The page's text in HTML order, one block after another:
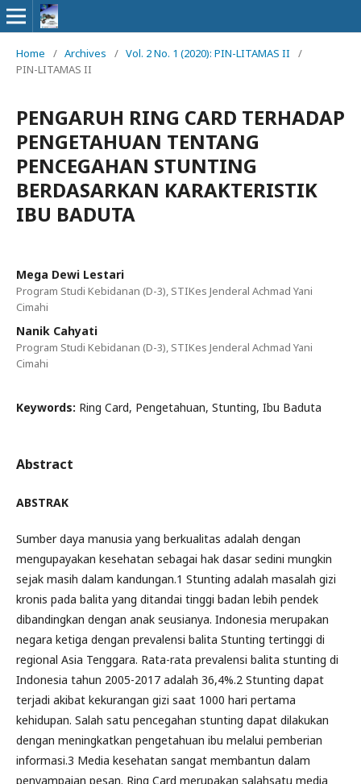
Home / Archives / Vol. 2 No. 1 (2020): PIN-LITAMAS II
/
PIN-LITAMAS II
PENGARUH RING CARD TERHADAP
PENGETAHUAN TENTANG
PENCEGAHAN STUNTING
BERDASARKAN KARAKTERISTIK
IBU BADUTA
Mega Dewi Lestari
Program Studi Kebidanan (D-3), STIKes Jenderal Achmad Yani
Cimahi
Nanik Cahyati
Program Studi Kebidanan (D-3), STIKes Jenderal Achmad Yani
Cimahi
Keywords: Ring Card, Pengetahuan, Stunting, Ibu Baduta
Abstract
ABSTRAK
Sumber daya manusia yang berkualitas adalah dengan
mengupayakan kesehatan sebagai hak dasar sedini mungkin
sejak masih dalam kandungan.1 Stunting adalah masalah gizi
kronis pada balita yang ditandai tinggi badan lebih pendek
dibandingkan dengan anak seusianya. Indonesia merupakan
negara ketiga dengan prevalensi balita Stunting tertinggi di
regional Asia Tenggara. Rata-rata prevalensi balita stunting di
Indonesia tahun 2005-2017 adalah 36,4%.2 Stunting dapat
terjadi akibat kekurangan gizi saat 1000 hari pertama
kehidupan. Salah satu pencegahan stunting dapat dilakukan
dengan meningkatkan pengetahuan ibu melalui pemberian
informasi.3 Media kesehatan sangat membantun dalam
penyampaian pesan. Ring Card merupakan salahsatu media